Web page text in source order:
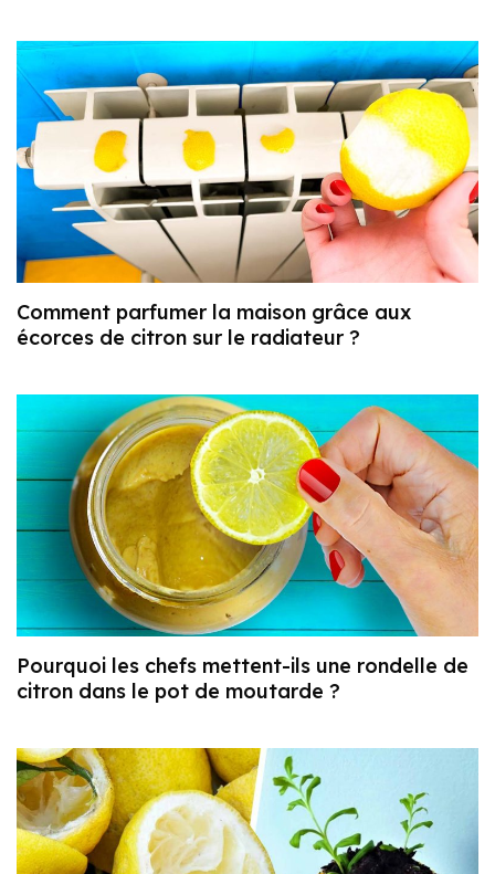
Comment parfumer la maison grâce aux
écorces de citron sur le radiateur ?
Pourquoi les chefs mettent-ils une rondelle de
citron dans le pot de moutarde ?